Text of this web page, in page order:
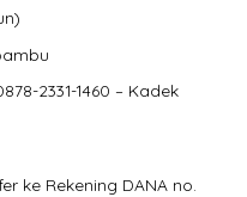
2331-1460 – Kadek
ke Rekening DANA no.